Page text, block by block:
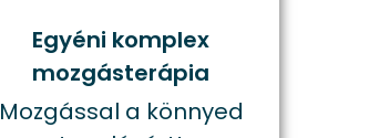
Egyéni komplex
mozgásterápia
Mozgással a könnyed